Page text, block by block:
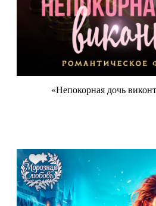
«Непокорная дочь